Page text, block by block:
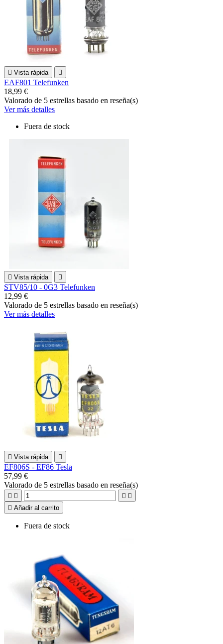
 Vista rápida 
EAF801 Telefunken
18,99 €
Valorado de 5 estrellas basado en reseña(s)
Ver más detalles
Fuera de stock
 Vista rápida 
STV85/10 - 0G3 Telefunken
12,99 €
Valorado de 5 estrellas basado en reseña(s)
Ver más detalles
 Vista rápida 
EF806S - EF86 Tesla
57,99 €
Valorado de 5 estrellas basado en reseña(s)
   
 Añadir al carrito
Fuera de stock